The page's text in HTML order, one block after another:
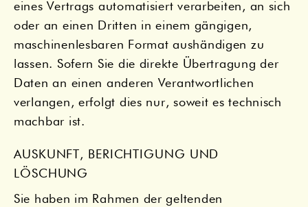
eines Vertrags automatisiert verarbeiten, an sich
oder an einen Dritten in einem gängigen,
maschinenlesbaren Format aushändigen zu
lassen. Sofern Sie die direkte Übertragung der
Daten an einen anderen Verantwortlichen
verlangen, erfolgt dies nur, soweit es technisch
machbar ist.
AUSKUNFT, BERICHTIGUNG UND
LÖSCHUNG
Sie haben im Rahmen der geltenden